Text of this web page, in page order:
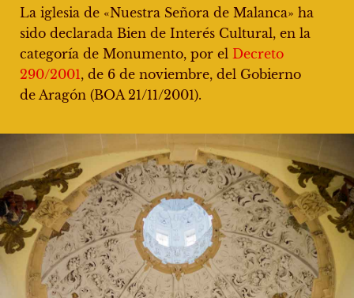
La iglesia de «Nuestra Señora de Malanca» ha
sido declarada Bien de Interés Cultural, en la
categoría de Monumento, por el Decreto
290/2001, de 6 de noviembre, del Gobierno
de Aragón (BOA 21/11/2001).